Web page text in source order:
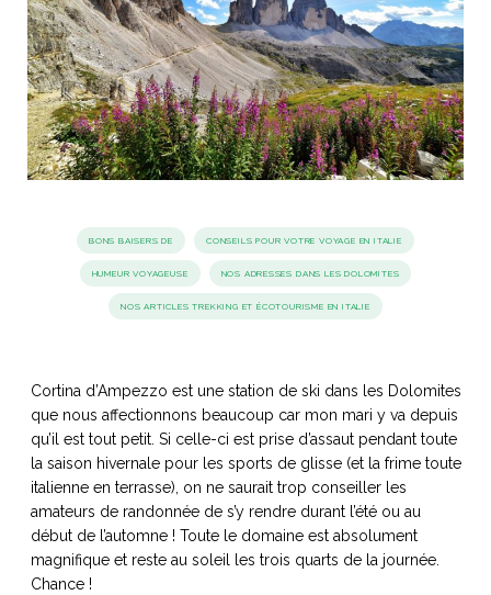
LIRE
ITALIEN
joie de vivre
SUBLIME ! LE DÉCOR ITALIEN
LIRE
Lucia
ARTISANAT ITALIEN
Les cuirs de
Toscane
AND I WEBSERIE
BONS BAISERS DE CONSEILS POUR VOTRE VOYAGE EN ITALIE
HUMEUR VOYAGEUSE NOS ADRESSES DANS LES DOLOMITES
NOS ARTICLES TREKKING ET ÉCOTOURISME EN ITALIE
Cortina d’Ampezzo est une station de ski dans les Dolomites
que nous affectionnons beaucoup car mon mari y va depuis
qu’il est tout petit. Si celle-ci est prise d’assaut pendant toute
la saison hivernale pour les sports de glisse (et la frime toute
italienne en terrasse), on ne saurait trop conseiller les
amateurs de randonnée de s’y rendre durant l’été ou au
début de l’automne ! Toute le domaine est absolument
magnifique et reste au soleil les trois quarts de la journée.
Chance !